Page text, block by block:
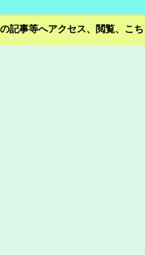
記事等へアクセス、閲覧、こ